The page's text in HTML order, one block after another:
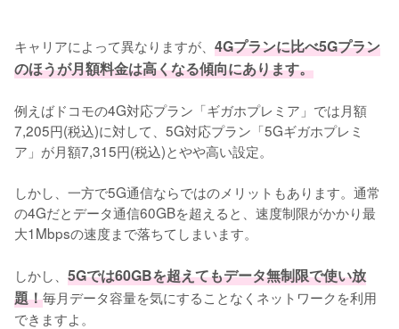
キャリアによって異なりますが、 4Gプランに比べ5Gプラン
のほうが月額料金は高くなる傾向にあります。
例えばドコモの4G対応プラン「ギガホプレミア」では月額
7,205円(税込)に対して、5G対応プラン「5Gギガホプレミ
ア」が月額7,315円(税込)とやや高い設定。
しかし、一方で5G通信ならではのメリットもあります。通常
の4Gだとデータ通信60GBを超えると、速度制限がかかり最
大1Mbpsの速度まで落ちてしまいます。
しかし、 5Gでは60GBを超えてもデータ無制限で使い放
題！毎月データ容量を気にすることなくネットワークを利用
できますよ。